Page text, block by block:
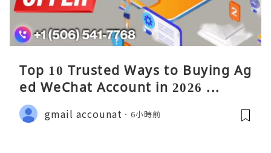
Top 10 Trusted Ways to Buying Ag
ed WeChat Account in 2026 ...
gmail accounat 6小時前